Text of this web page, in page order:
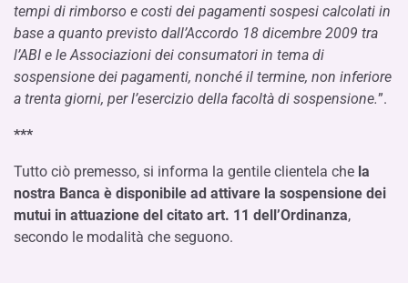
tempi di rimborso e costi dei pagamenti sospesi calcolati in
base a quanto previsto dall’Accordo 18 dicembre 2009 tra
l’ABI e le Associazioni dei consumatori in tema di
sospensione dei pagamenti, nonché il termine, non inferiore
a trenta giorni, per l’esercizio della facoltà di sospensione.”.
***
Tutto ciò premesso, si informa la gentile clientela che la
nostra Banca è disponibile ad attivare la sospensione dei
mutui in attuazione del citato art. 11 dell’Ordinanza,
secondo le modalità che seguono.